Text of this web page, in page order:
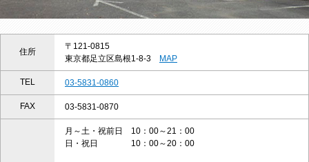
住所
〒121-0815
東京都足立区島根1-8-3
MAP
TEL 03-5831-0860
FAX 03-5831-0870
月～土・祝前日 10：00～21：00
日・祝日 10：00～20：00